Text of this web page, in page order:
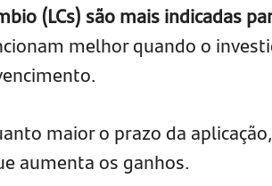
(LCs) são mais indicadas
melhor quando o
maior o prazo da
aumenta os ganhos.